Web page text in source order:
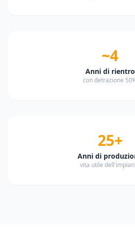
~4
Anni di rientro
con detrazione
25+
Anni di
vita utile